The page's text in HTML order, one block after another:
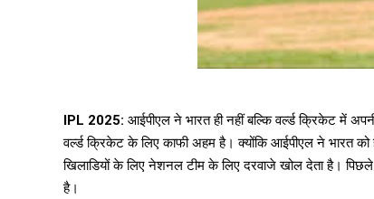
IPL 2025: आईपीएल ने भारत ही नहीं बल्कि वर्ल्ड क्रिकेट में
वर्ल्ड क्रिकेट के लिए काफी अहम है। क्योंकि आईपीएल ने भारत
खिलाडियों के लिए नेशनल टीम के लिए दरवाजे खोल देता है।
है।